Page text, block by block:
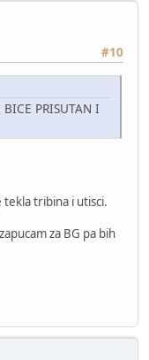
#10
BICE PRISUTAN I
tribina i utisci.
za BG pa bih